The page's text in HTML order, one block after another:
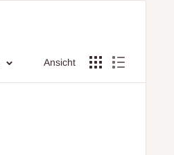
Ansicht